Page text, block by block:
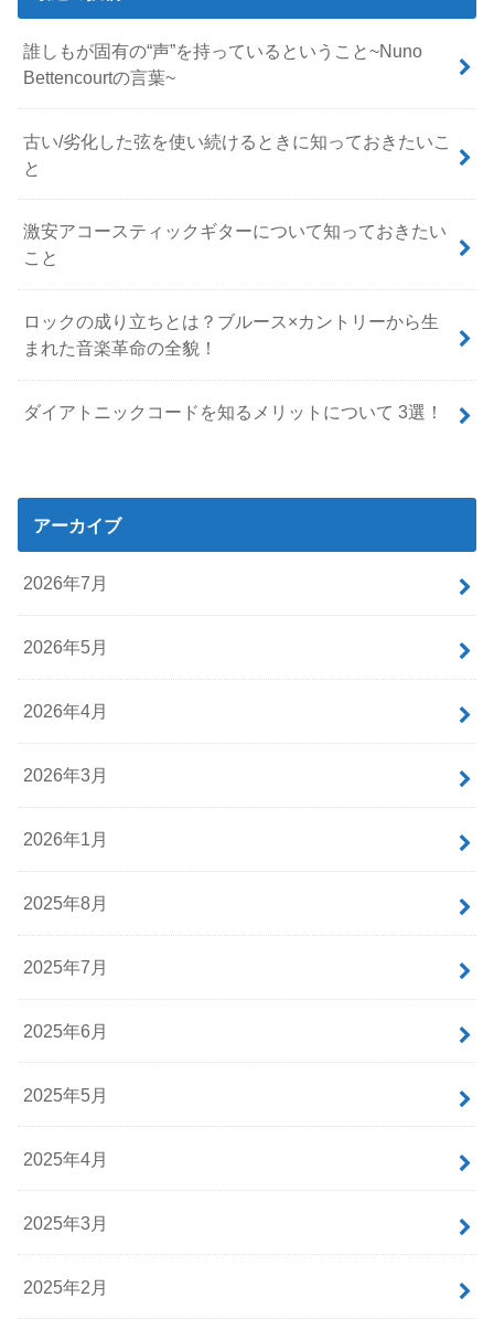
誰しもが固有の“声”を持っているということ~Nuno
Bettencourtの言葉~
古い/劣化した弦を使い続けるときに知っておきたいこ
と
激安アコースティックギターについて知っておきたい
こと
ロックの成り立ちとは？ブルース×カントリーから生
まれた音楽革命の全貌！
ダイアトニックコードを知るメリットについて 3選！
アーカイブ
2026年7月
2026年5月
2026年4月
2026年3月
2026年1月
2025年8月
2025年7月
2025年6月
2025年5月
2025年4月
2025年3月
2025年2月